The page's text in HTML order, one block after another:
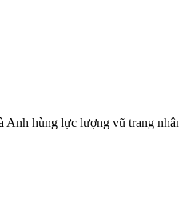
hùng lực lượng vũ trang